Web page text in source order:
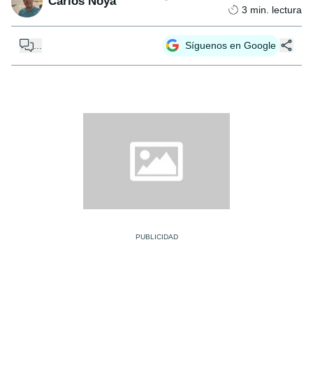
3 min. lectura
Síguenos en Google